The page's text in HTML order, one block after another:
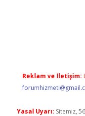
Reklam ve İletişim:
Yasal Uyarı: Sitemiz,